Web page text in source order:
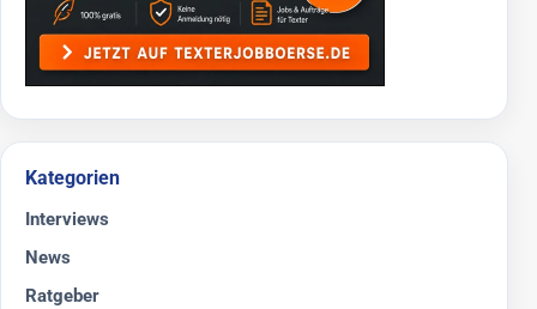
Kategorien
Interviews
News
Ratgeber